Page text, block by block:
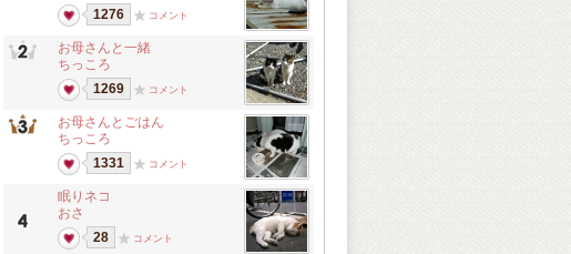
1276
コメント
お母さんと一緒
ちっころ
1269
コメント
お母さんとごはん
ちっころ
1331
コメント
眠りネコ
おさ
28
コメント